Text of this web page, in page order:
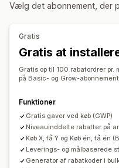
Leveringspriser Rabatter
Tidsbegrænsede tilbud
Krydssalgsrabatter
Pop
Dynamiske priser
Tilpassede skrifttyper
Tilpasning til lokale forhold
Udløsere og regler
Vælg det abonnement, der
Gratis
Gratis at
Gratis op til 100 rabatordrer pr.
på Basic- og Grow-
Funktioner
Gratis gaver ved køb (GWP)
Niveauinddelte rabatter på
Køb X, få Y og Køb én, få én
Leverings- og målbaserede
Generator af rabatkoder i